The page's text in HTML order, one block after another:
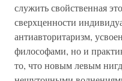
служить свойственная
сверхценности
антиавторитаризм,
философами, но и
то, что новым левым